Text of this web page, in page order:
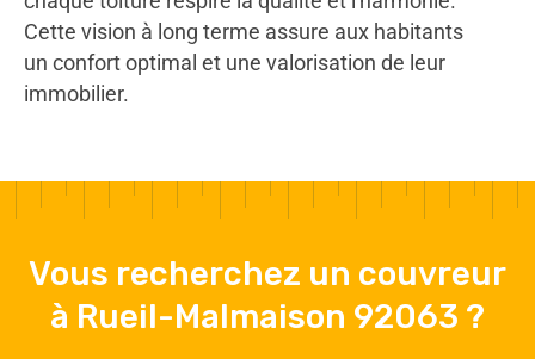
Cette vision à long terme assure aux habitants
un confort optimal et une valorisation de leur
immobilier.
Vous recherchez un couvreur
à Rueil-Malmaison 92063 ?